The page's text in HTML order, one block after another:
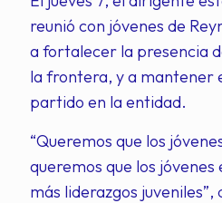
reunió con jóvenes de
a fortalecer la presencia
la frontera, y a mantener
partido en la entidad.
“Queremos que los
queremos que los
más liderazgos juveniles”,